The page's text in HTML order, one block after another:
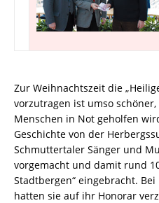
Zur Weihnachtszeit die
vorzutragen ist umso
Menschen in Not geholfen
Geschichte von der
Schmuttertaler Sänger und
vorgemacht und damit rund
Stadtbergen“ eingebracht.
hatten sie auf ihr Honorar